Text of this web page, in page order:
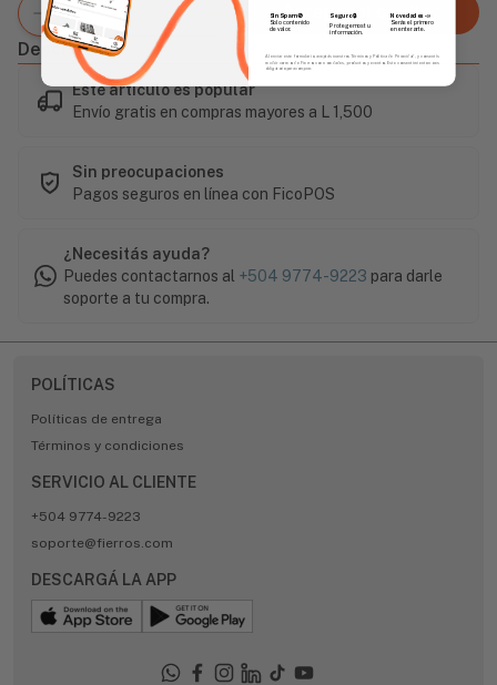
Agregar al carrito
Descripción
Este artículo es popular
Envío gratis en compras mayores a L 1,500
Sin preocupaciones
Pagos seguros en línea con FicoPOS
¿Necesitás ayuda?
Puedes contactarnos al +504 9774-9223 para darle
soporte a tu compra.
POLÍTICAS
Políticas de entrega
Términos y condiciones
SERVICIO AL CLIENTE
+504 9774-9223
soporte@fierros.com
DESCARGÁ LA APP
Sin Spam 🚫
Solo contenido
de valor.
Seguro 🔒
Protegemos tu
información.
Novedades 📣
Serás el primero
en enterarte.
Al enviar este formulario, aceptás nuestros Términos y Política de Privacidad, y consentís
recibir correos de Fierros con novedades, productos y eventos. Este consentimiento no es
obligatorio para comprar.